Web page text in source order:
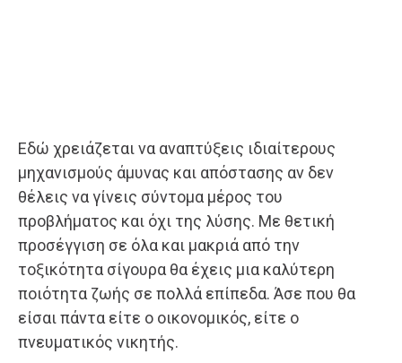
Εδώ χρειάζεται να αναπτύξεις ιδιαίτερους
μηχανισμούς άμυνας και απόστασης αν δεν
θέλεις να γίνεις σύντομα μέρος του
προβλήματος και όχι της λύσης. Με θετική
προσέγγιση σε όλα και μακριά από την
τοξικότητα σίγουρα θα έχεις μια καλύτερη
ποιότητα ζωής σε πολλά επίπεδα. Άσε που θα
είσαι πάντα είτε ο οικονομικός, είτε ο
πνευματικός νικητής.